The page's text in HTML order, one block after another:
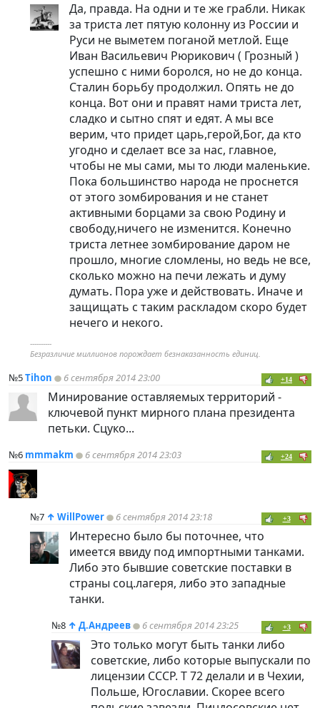
Да, правда. На одни и те же грабли. Никак
за триста лет пятую колонну из России и
Руси не выметем поганой метлой. Еще
Иван Васильевич Рюрикович ( Грозный )
успешно с ними боролся, но не до конца.
Сталин борьбу продолжил. Опять не до
конца. Вот они и правят нами триста лет,
сладко и сытно спят и едят. А мы все
верим, что придет царь,герой,Бог, да кто
угодно и сделает все за нас, главное,
чтобы не мы сами, мы то люди маленькие.
Пока большинство народа не проснется
от этого зомбирования и не станет
активными борцами за свою Родину и
свободу,ничего не изменится. Конечно
триста летнее зомбирование даром не
прошло, многие сломлены, но ведь не все,
сколько можно на печи лежать и думу
думать. Пора уже и действовать. Иначе и
защищать с таким раскладом скоро будет
нечего и некого.
----------
Безразличие миллионов порождает безнаказанность единиц.
№5Tihon 6 сентября 2014 23:00 +14
Минирование оставляемых территорий -
ключевой пункт мирного плана президента
петьки. Сцуко...
№6 mmmakm 6 сентября 2014 23:03 +24
№7 ↑ WillPower 6 сентября 2014 23:18 +3
Интересно было бы поточнее, что
имеется ввиду под импортными танками.
Либо это бывшие советские поставки в
страны соц.лагеря, либо это западные
танки.
№8 ↑ Д.Андреев 6 сентября 2014 23:25 +3
Это только могут быть танки либо
советские, либо которые выпускали по
лицензии СССР. Т 72 делали и в Чехии,
Польше, Югославии. Скорее всего